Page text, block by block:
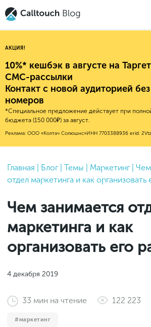
Авторитейл
Финансы
Е-коммерс
Недвижимость
HoReCa
Бьюти
Услуги
Фитнес
2025
2024
2022
2021
2020
2018
2017
2016
Новые продукты
Обновления продуктов
Обучение работы с
Calltouch
Индекс здоровья
Mental Health
Привлечение
Конверсия
Аналитика
Законы и документы
Старт и идеи
Инструменты и сервисы
Словарь маркетолога
Callday
MeetUp
АКЦИЯ!
10%* кешбэк в августе на
СМС-рассылки
Контакт с новой аудиторией
номеров
*Специальное предложение действует при
бюджета (150 000₽) за август.
Реклама: ООО «Колтач Солюшнс»ИНН 7703388936 erid:
Главная Блог Темы Маркетинг
Чем
отдел маркетинга и как организовать
Чем занимается
маркетинга и как
организовать его
4 декабря 2019
33 мин на чтение 122 223
маркетинг